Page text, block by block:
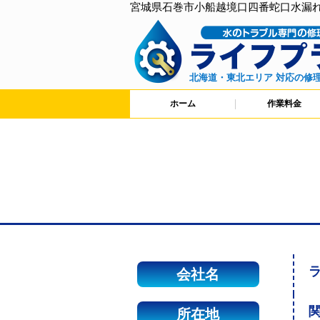
宮城県石巻市小船越境口四番蛇口水漏
北海道・東北エリア 対応の修
ホーム 作業料金
会社名
所在地